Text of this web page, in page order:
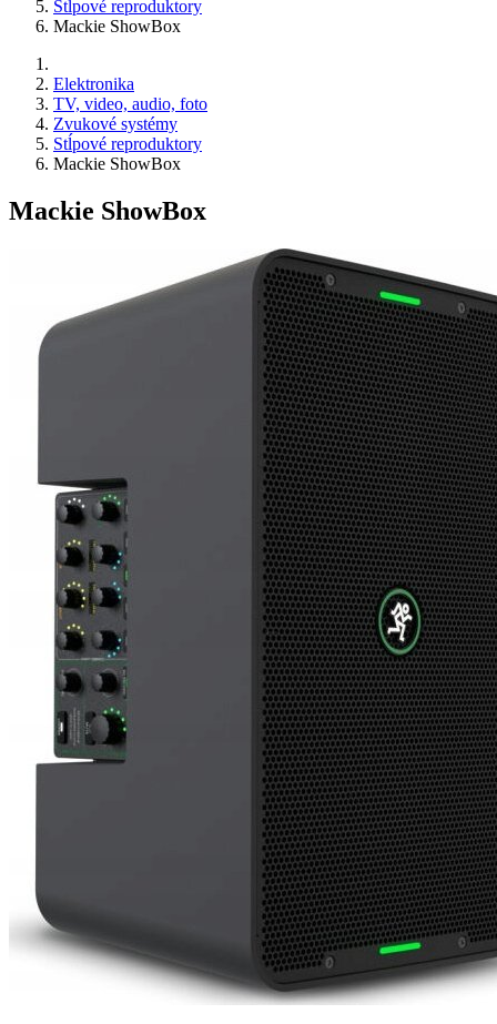
Stĺpové reproduktory
Mackie ShowBox
Elektronika
TV, video, audio, foto
Zvukové systémy
Stĺpové reproduktory
Mackie ShowBox
Mackie ShowBox